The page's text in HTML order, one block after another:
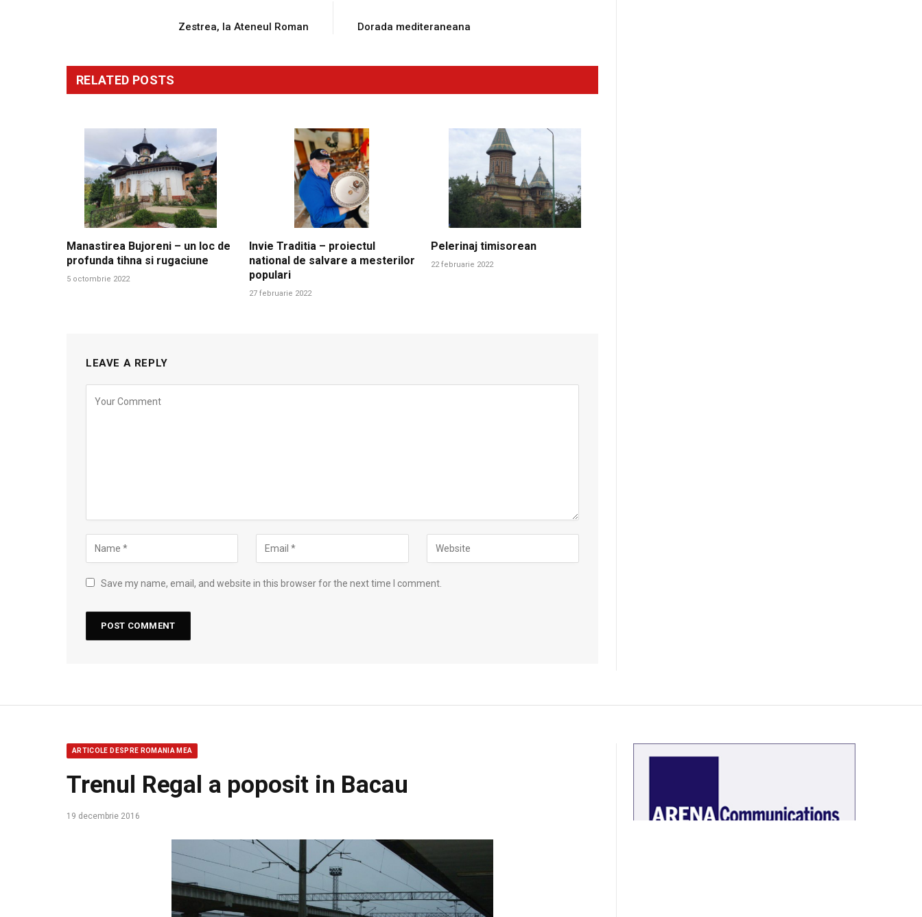
Zestrea, la Ateneul Roman Dorada mediteraneana
RELATED POSTS
Manastirea Bujoreni – un loc de
profunda tihna si rugaciune
5 octombrie 2022
Invie Traditia – proiectul
national de salvare a mesterilor
populari
27 februarie 2022
Pelerinaj timisorean
22 februarie 2022
LEAVE A REPLY
Save my name, email, and website in this browser for the next time I comment.
ARTICOLE DESPRE ROMANIA MEA
Trenul Regal a poposit in Bacau
19 decembrie 2016